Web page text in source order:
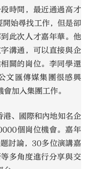
時間，最近通過高才
始尋找工作，但是卻
此次人才嘉年華。他
溝通，可以直接與企
關的崗位。李同學還
文匯傳媒集團很感興
加入集團工作。
、國際和內地知名企
個崗位機會。嘉年
討論，30多位演講嘉
多角度進行分享與交